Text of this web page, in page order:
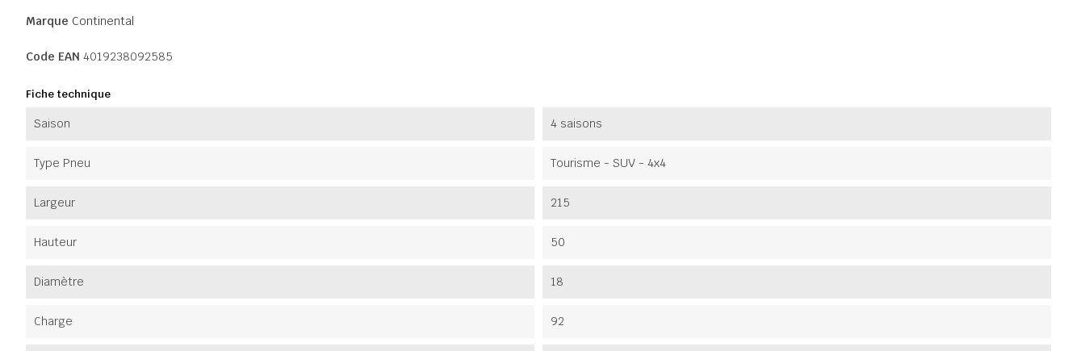
Marque Continental
Code EAN 4019238092585
Fiche technique
Saison 4 saisons
Type Pneu Tourisme - SUV - 4x4
Largeur 215
Hauteur 50
Diamètre 18
Charge 92